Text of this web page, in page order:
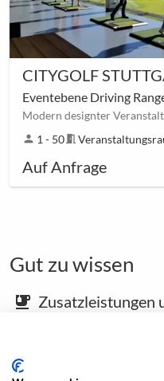
CITYGOLF
Eventebene Driving
person 1 - 50meeting_room
Auf Anfrage
Gut zu wissen
emoji_food_beverage Zusatzleistungen